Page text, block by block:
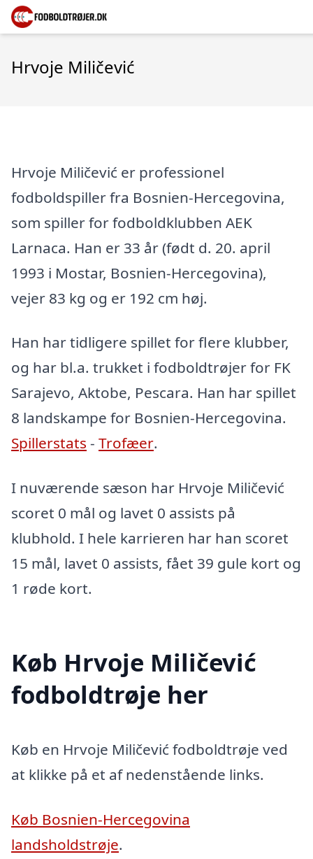
Hrvoje Miličević
Hrvoje Miličević er professionel
fodboldspiller fra Bosnien-Hercegovina,
som spiller for fodboldklubben AEK
Larnaca. Han er 33 år (født d. 20. april
1993 i Mostar, Bosnien-Hercegovina),
vejer 83 kg og er 192 cm høj.
Han har tidligere spillet for flere klubber,
og har bl.a. trukket i fodboldtrøjer for FK
Sarajevo, Aktobe, Pescara. Han har spillet
8 landskampe for Bosnien-Hercegovina.
Spillerstats - Trofæer.
I nuværende sæson har Hrvoje Miličević
scoret 0 mål og lavet 0 assists på
klubhold. I hele karrieren har han scoret
15 mål, lavet 0 assists, fået 39 gule kort og
1 røde kort.
Køb Hrvoje Miličević
fodboldtrøje her
Køb en Hrvoje Miličević fodboldtrøje ved
at klikke på et af nedenstående links.
Køb Bosnien-Hercegovina
landsholdstrøje.